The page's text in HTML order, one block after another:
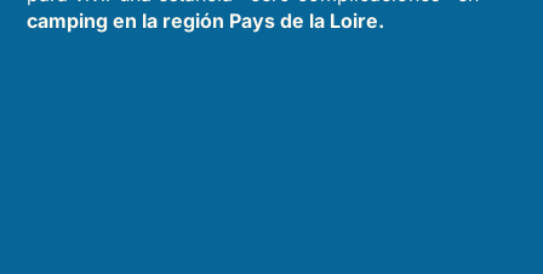
camping en la región Pays de la Loire.